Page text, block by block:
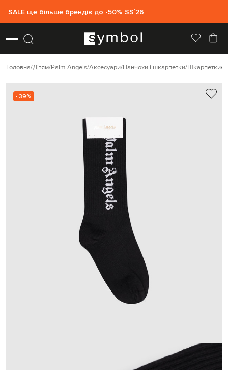
SALE ще більше брендів до -50% SS`26
Головна Дітям Palm Angels Аксесуари Панчохи і шкарпетки Шкарпетки
- 39%